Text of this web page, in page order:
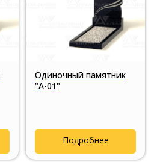
Одиночный памятник
"А-01"
Подробнее